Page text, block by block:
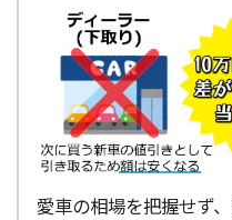
愛車の相場を把握せず